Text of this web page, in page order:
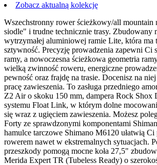
Zobacz aktualną kolekcję
Wszechstronny rower ścieżkowy/all mountain
siodle" i trudne technicznie trasy. Zbudowany
wytrzymałej aluminiowej ramie Lite, która ma
sztywność. Precyzję prowadzenia zapewni Ci
ramy, a nowoczesna ścieżkowa geometria
wielką zwinność roweru, energiczne
pewność oraz frajdę na trasie. Docenisz na
pracę zawieszenia. To zasługa przedniego
Z2 Air o skoku 150 mm, dampera Rock Shox
systemu Float Link, w którym dolne
się wraz z ugięciem zawieszenia. Możesz
Forty ze sprawdzonymi komponentami
hamulce tarczowe Shimano M6120 ułatwią Ci
rowerem nawet w ekstremalnych sytuacjach.
przeszkody pomogą mocne koła 27,5"
Merida Expert TR (Tubeless Ready) o